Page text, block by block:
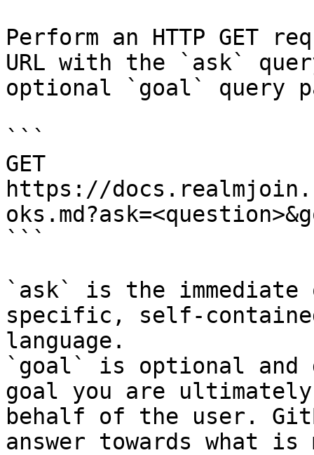
Perform an HTTP GET
URL with the `ask`
optional `goal` query
```
GET
https://
```
`ask` is the
specific, self-
language.
`goal` is optional and
goal you are
behalf of the user.
answer towards what